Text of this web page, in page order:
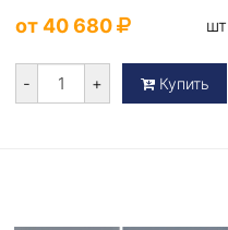
от 40 680 шт
- + Купить